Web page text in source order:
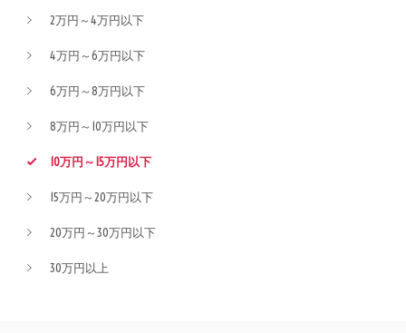
2万円～4万円以下
4万円～6万円以下
6万円～8万円以下
8万円～10万円以下
10万円～15万円以下
15万円～20万円以下
20万円～30万円以下
30万円以上